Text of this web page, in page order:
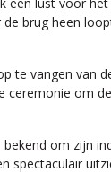
brug heen
vangen van
ceremonie om
om zijn
spectaculair